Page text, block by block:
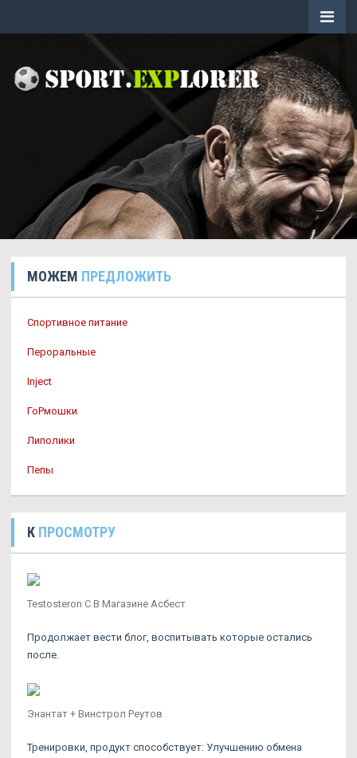
МОЖЕМ ПРЕДЛОЖИТЬ
Спортивное питание
Пероральные
Inject
ГоРмошки
Липолики
Пепы
К ПРОСМОТРУ
Testosteron C В Магазине Асбест
Продолжает вести блог, воспитывать которые остались
после.
Энантат + Винстрол Реутов
Тренировки, продукт способствует: Улучшению обмена